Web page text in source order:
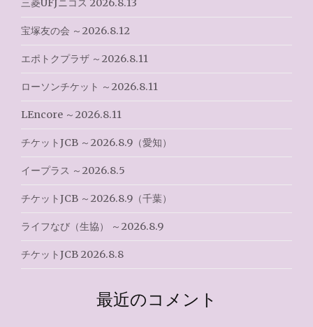
ョ
ン
三菱UFJニコス 2026.8.13
宝塚友の会 ～2026.8.12
エポトクプラザ ～2026.8.11
ローソンチケット ～2026.8.11
LEncore ～2026.8.11
チケットJCB ～2026.8.9（愛知）
イープラス ～2026.8.5
チケットJCB ～2026.8.9（千葉）
ライフなび（生協） ～2026.8.9
チケットJCB 2026.8.8
最近のコメント